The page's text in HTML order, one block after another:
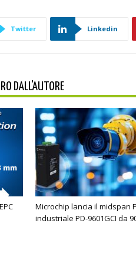
Twitter Linkedin
DALL'AUTORE
Microchip lancia il midspan
industriale PD-9601GCI da